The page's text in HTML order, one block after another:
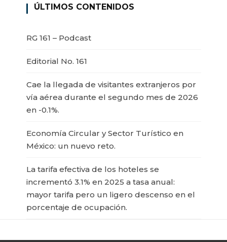
ÚLTIMOS CONTENIDOS
RG 161 – Podcast
Editorial No. 161
Cae la llegada de visitantes extranjeros por
vía aérea durante el segundo mes de 2026
en -0.1%.
Economía Circular y Sector Turístico en
México: un nuevo reto.
La tarifa efectiva de los hoteles se
incrementó 3.1% en 2025 a tasa anual:
mayor tarifa pero un ligero descenso en el
porcentaje de ocupación.